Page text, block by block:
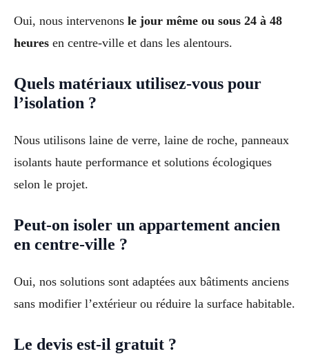
Oui, nous intervenons le jour même ou sous 24 à 48
heures en centre-ville et dans les alentours.
Quels matériaux utilisez-vous pour
l’isolation ?
Nous utilisons laine de verre, laine de roche, panneaux
isolants haute performance et solutions écologiques
selon le projet.
Peut-on isoler un appartement ancien
en centre-ville ?
Oui, nos solutions sont adaptées aux bâtiments anciens
sans modifier l’extérieur ou réduire la surface habitable.
Le devis est-il gratuit ?